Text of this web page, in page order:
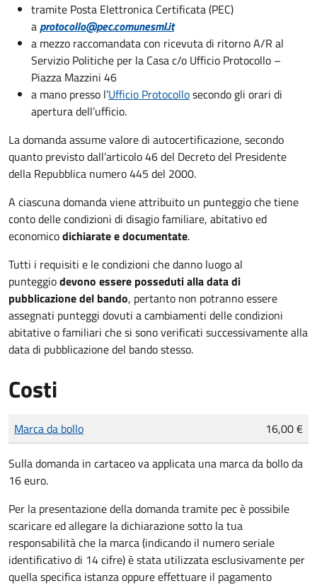
tramite Posta Elettronica Certificata (PEC)
aprotocollo@pec.comunesml.it
a mezzo raccomandata con ricevuta di ritorno A/R al
Servizio Politiche per la Casa c/o Ufficio Protocollo –
Piazza Mazzini 46
a mano presso l’Ufficio Protocollosecondo gli orari di
apertura dell’ufficio.
La domanda assume valore di autocertificazione, secondo
quanto previsto dall’articolo 46 del Decreto del Presidente
della Repubblica numero 445 del 2000.
A ciascuna domanda viene attribuito un punteggio che tiene
conto delle condizioni di disagio familiare, abitativo ed
economicodichiarate e documentate.
Tutti i requisiti e le condizioni che danno luogo al
punteggiodevono essere posseduti alla data di
pubblicazione del bando, pertanto non potranno essere
assegnati punteggi dovuti a cambiamenti delle condizioni
abitative o familiari che si sono verificati successivamente alla
data di pubblicazione del bando stesso.
Costi
Tipo di pagamento
Importo
Marca da bollo 16,00 €
Sulla domanda in cartaceo va applicata una marca da bollo da
16 euro.
Per la presentazione della domanda tramite pec è possibile
scaricare ed allegare la dichiarazione sotto la tua
responsabilità che la marca (indicando il numero seriale
identificativo di 14 cifre) è stata utilizzata esclusivamente per
quella specifica istanza oppure effettuare il pagamento